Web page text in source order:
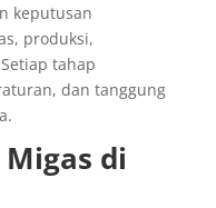
keputusan
produksi,
tahap
dan tanggung
di